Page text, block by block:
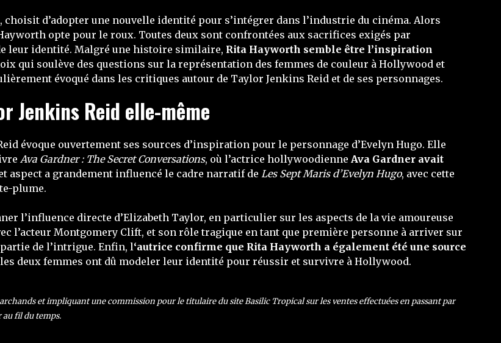
choisit d’adopter une nouvelle identité pour s’intégrer dans l’industrie du cinéma. Alors
opte pour le roux. Toutes deux sont confrontées aux sacrifices exigés par
leur identité. Malgré une histoire similaire, Rita Hayworth semble être l’inspiration
qui soulève des questions sur la représentation des femmes de couleur à Hollywood et
évoqué dans les critiques autour de Taylor Jenkins Reid et de ses personnages.
Jenkins Reid elle-même
évoque ouvertement ses sources d’inspiration pour le personnage d’Evelyn Hugo. Elle
Ava Gardner : The Secret Conversations, où l’actrice hollywoodienne Ava Gardner avait
aspect a grandement influencé le cadre narratif de Les Sept Maris d’Evelyn Hugo, avec cette
plume.
l’influence directe d’Elizabeth Taylor, en particulier sur les aspects de la vie amoureuse
l’acteur Montgomery Clift, et son rôle tragique en tant que première personne à arriver sur
de l’intrigue. Enfin, l‘autrice confirme que Rita Hayworth a également été une source
deux femmes ont dû modeler leur identité pour réussir et survivre à Hollywood.
et impliquant une commission pour le titulaire du site Basilic Tropical sur les ventes effectuées en passant par
au fil du temps.